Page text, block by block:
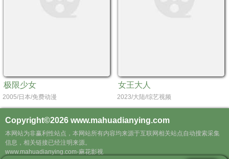
极限少女
2005/日本/免费动漫
女王大人
2023/大陆/综艺视频
Copyright©2026 www.mahuadianying.com
本网站为非赢利性站点，本网站所有内容均来源于互联网相关站点自动搜索采集
信息，相关链接已经注明来源。
www.mahuadianying.com-麻花影视